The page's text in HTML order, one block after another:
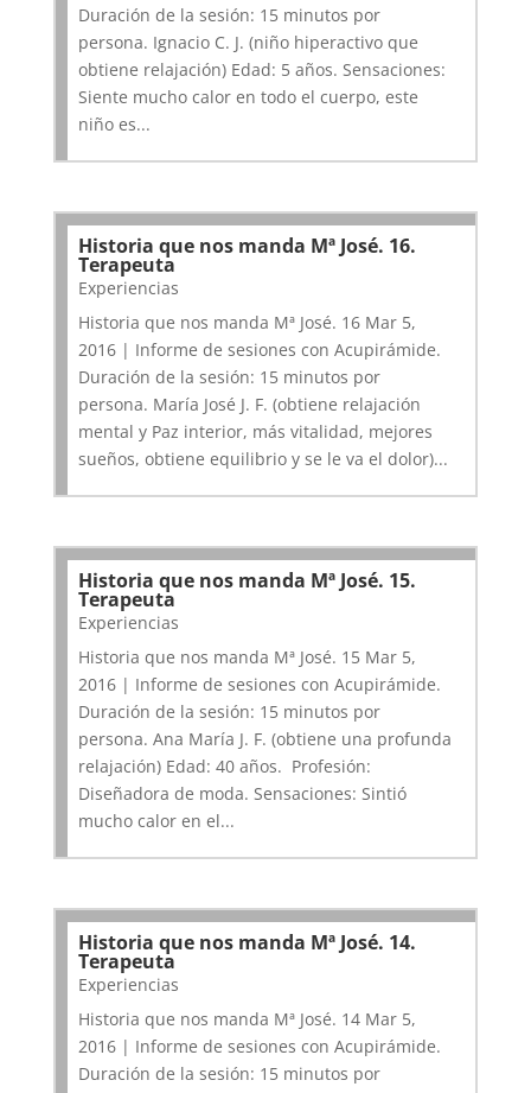
Duración de la sesión: 15 minutos por
persona. Ignacio C. J. (niño hiperactivo que
obtiene relajación) Edad: 5 años. Sensaciones:
Siente mucho calor en todo el cuerpo, este
niño es...
Historia que nos manda Mª José. 16.
Terapeuta
Experiencias
Historia que nos manda Mª José. 16 Mar 5,
2016 | Informe de sesiones con Acupirámide.
Duración de la sesión: 15 minutos por
persona. María José J. F. (obtiene relajación
mental y Paz interior, más vitalidad, mejores
sueños, obtiene equilibrio y se le va el dolor)...
Historia que nos manda Mª José. 15.
Terapeuta
Experiencias
Historia que nos manda Mª José. 15 Mar 5,
2016 | Informe de sesiones con Acupirámide.
Duración de la sesión: 15 minutos por
persona. Ana María J. F. (obtiene una profunda
relajación) Edad: 40 años. Profesión:
Diseñadora de moda. Sensaciones: Sintió
mucho calor en el...
Historia que nos manda Mª José. 14.
Terapeuta
Experiencias
Historia que nos manda Mª José. 14 Mar 5,
2016 | Informe de sesiones con Acupirámide.
Duración de la sesión: 15 minutos por